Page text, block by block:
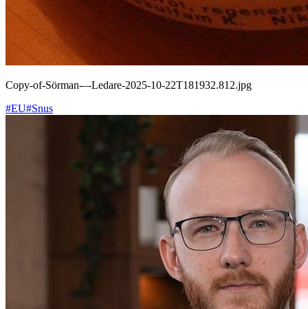
Copy-of-Sörman-–-Ledare-2025-10-22T181932.812.jpg
#EU#Snus